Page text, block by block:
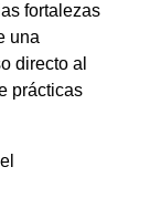
fortalezas
una
directo al
prácticas